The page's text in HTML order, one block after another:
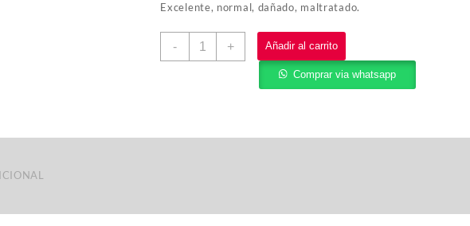
Excelente, normal, dañado, maltratado.
- + Añadir al carrito
Comprar via whatsapp